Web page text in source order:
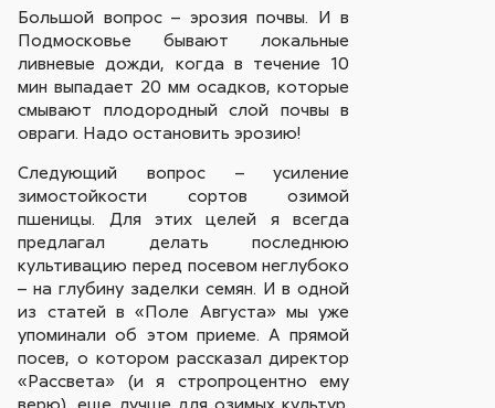
Большой вопрос – эрозия почвы. И в
Подмосковье бывают локальные
ливневые дожди, когда в течение 10
мин выпадает 20 мм осадков, которые
смывают плодородный слой почвы в
овраги. Надо остановить эрозию!
Следующий вопрос – усиление
зимостойкости сортов озимой
пшеницы. Для этих целей я всегда
предлагал делать последнюю
культивацию перед посевом неглубоко
– на глубину заделки семян. И в одной
из статей в «Поле Августа» мы уже
упоминали об этом приеме. А прямой
посев, о котором рассказал директор
«Рассвета» (и я стропроцентно ему